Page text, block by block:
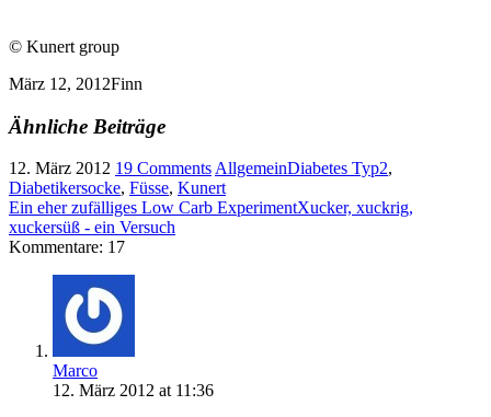
© Kunert group
März 12, 2012Finn
Ähnliche Beiträge
12. März 2012 19 Comments AllgemeinDiabetes Typ2,
Diabetikersocke, Füsse, Kunert
Ein eher zufälliges Low Carb ExperimentXucker, xuckrig,
xuckersüß - ein Versuch
Kommentare: 17
Marco
12. März 2012 at 11:36